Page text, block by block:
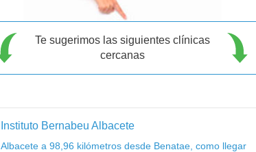
Te sugerimos las siguientes clínicas
cercanas
Instituto Bernabeu Albacete
Albacete a 98,96 kilómetros desde Benatae, como llegar